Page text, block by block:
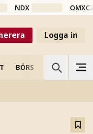
NDX
Logga in
BÖRS VETENSKAP